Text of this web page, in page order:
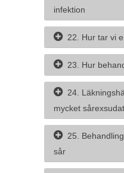
infektion
22. Hur tar vi
23. Hur
24.
mycket sårexsudat
25.
sår